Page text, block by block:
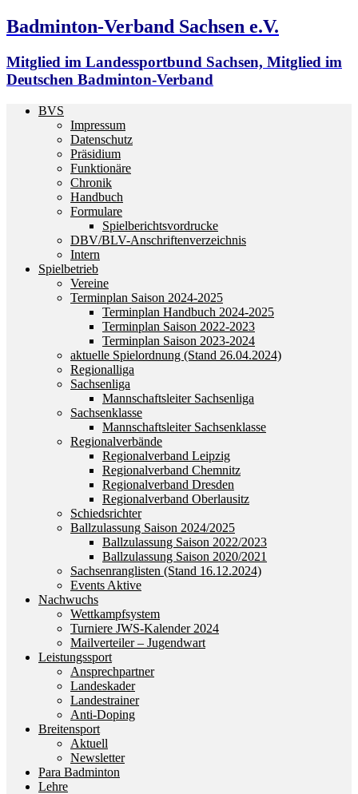
Badminton-Verband Sachsen e.V.
Mitglied im Landessportbund Sachsen, Mitglied im
Deutschen Badminton-Verband
BVS
Impressum
Datenschutz
Präsidium
Funktionäre
Chronik
Handbuch
Formulare
Spielberichtsvordrucke
DBV/BLV-Anschriftenverzeichnis
Intern
Spielbetrieb
Vereine
Terminplan Saison 2024-2025
Terminplan Handbuch 2024-2025
Terminplan Saison 2022-2023
Terminplan Saison 2023-2024
aktuelle Spielordnung (Stand 26.04.2024)
Regionalliga
Sachsenliga
Mannschaftsleiter Sachsenliga
Sachsenklasse
Mannschaftsleiter Sachsenklasse
Regionalverbände
Regionalverband Leipzig
Regionalverband Chemnitz
Regionalverband Dresden
Regionalverband Oberlausitz
Schiedsrichter
Ballzulassung Saison 2024/2025
Ballzulassung Saison 2022/2023
Ballzulassung Saison 2020/2021
Sachsenranglisten (Stand 16.12.2024)
Events Aktive
Nachwuchs
Wettkampfsystem
Turniere JWS-Kalender 2024
Mailverteiler – Jugendwart
Leistungssport
Ansprechpartner
Landeskader
Landestrainer
Anti-Doping
Breitensport
Aktuell
Newsletter
Para Badminton
Lehre